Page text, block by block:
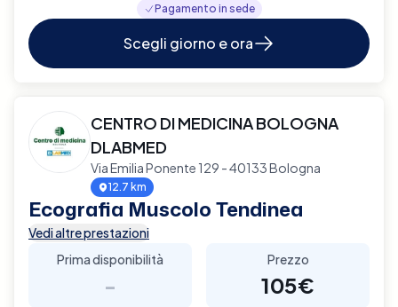
Pagamento in sede
Scegli giorno e ora
CENTRO DI MEDICINA BOLOGNA
DLABMED
Via Emilia Ponente 129 - 40133 Bologna
12.7 km
Ecografia Muscolo Tendinea
Vedi altre prestazioni
Prima disponibilità
-
Prezzo
105€